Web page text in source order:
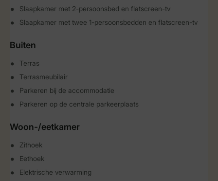
Slaapkamer met 2-persoonsbed en flatscreen-tv
Slaapkamer met twee 1-persoonsbedden en flatscreen-tv
Buiten
Terras
Terrasmeubilair
Parkeren bij de accommodatie
Parkeren op de centrale parkeerplaats
Woon-/eetkamer
Zithoek
Eethoek
Elektrische verwarming